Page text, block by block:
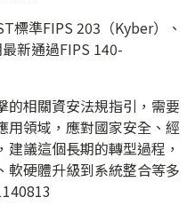
標準FIPS 203（Kyber）、
新通過FIPS 140-
的相關資安法規指引，需要
用領域，應對國家安全、經
議這個長期的轉型過程，
軟硬體升級到系統整合等多